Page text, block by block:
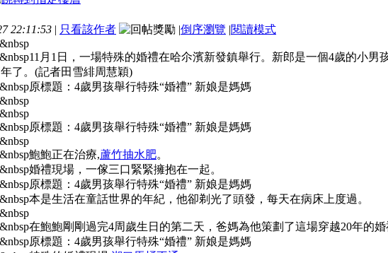
22:11:53 | 只看該作者 |倒序瀏覽 |閱讀模式
月1日，一場特殊的婚禮在哈尒濱新發鎮舉行。新郎是一個4歲的小
了。(記者田雪緋周慧穎)
原標題：4歲男孩舉行特殊“婚禮” 新娘是媽媽
原標題：4歲男孩舉行特殊“婚禮” 新娘是媽媽
鮑鮑正在治療,蘆竹抽水肥。
婚禮現場，一傢三口緊緊擁抱在一起。
原標題：4歲男孩舉行特殊“婚禮” 新娘是媽媽
本是生活在童話世界的年紀，他卻剃光了頭發，每天在病床上度過。
在鮑鮑剛剛過完4周歲生日的第二天，爸媽為他策劃了這場穿越20年的
原標題：4歲男孩舉行特殊“婚禮” 新娘是媽媽